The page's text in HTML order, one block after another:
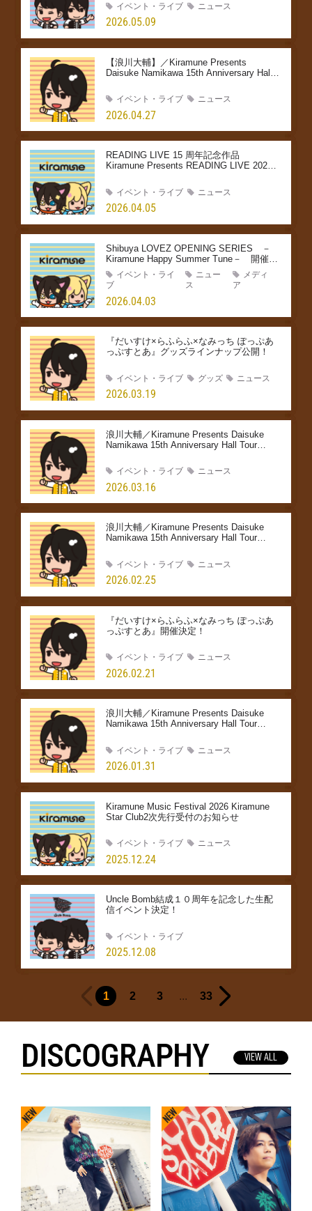
2026.05.09
イベント・ライブ ニュース
2026.04.27
【浪川大輔】／Kiramune Presents
Daisuke Namikawa 15th Anniversary Hall
ー2次先行受付のご案内
イベント・ライブ ニュース
2026.04.05
READING LIVE 15 周年記念作品
Kiramune Presents READING LIVE 2026
イベント・ライブ ニュース
2026.04.03
Shibuya LOVEZ OPENING SERIES －
Kiramune Happy Summer Tune－ 開催決
定！イベント・ライ
ブ
ニュー
ス
メディ
ア
2026.03.19
『だいすけ×らふらふ×なみっち ぽっぷあ
っぷすとあ』グッズラインナップ公開！
イベント・ライブ グッズ ニュース
2026.03.16
浪川大輔／Kiramune Presents Daisuke
Namikawa 15th Anniversary Hall Tour
内
イベント・ライブ ニュース
2026.02.25
浪川大輔／Kiramune Presents Daisuke
Namikawa 15th Anniversary Hall Tour
付のご案内
イベント・ライブ ニュース
2026.02.21
『だいすけ×らふらふ×なみっち ぽっぷあ
っぷすとあ』開催決定！
イベント・ライブ ニュース
2026.01.31
浪川大輔／Kiramune Presents Daisuke
Namikawa 15th Anniversary Hall Tour
ご案内イベント・ライブ ニュース
2025.12.24
Kiramune Music Festival 2026 Kiramune
Star Club2次先行受付のお知らせ
イベント・ライブ ニュース
2025.12.08
Uncle Bomb結成１０周年を記念した生配
信イベント決定！
イベント・ライブ
1 2 3 ... 33
DISCOGRAPHY VIEW ALL